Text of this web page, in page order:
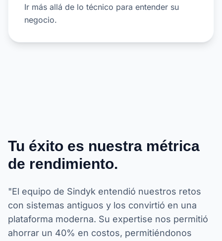
Ir más allá de lo técnico para entender su
negocio.
Tu éxito es nuestra métrica
de rendimiento.
"El equipo de Sindyk entendió nuestros retos
con sistemas antiguos y los convirtió en una
plataforma moderna. Su expertise nos permitió
ahorrar un 40% en costos, permitiéndonos